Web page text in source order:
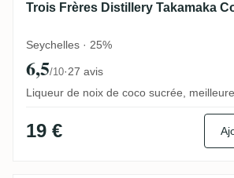
Trois Frères Distillery Takamaka
Seychelles · 25%
6,5/10·27 avis
Liqueur de noix de coco sucrée,
19 €